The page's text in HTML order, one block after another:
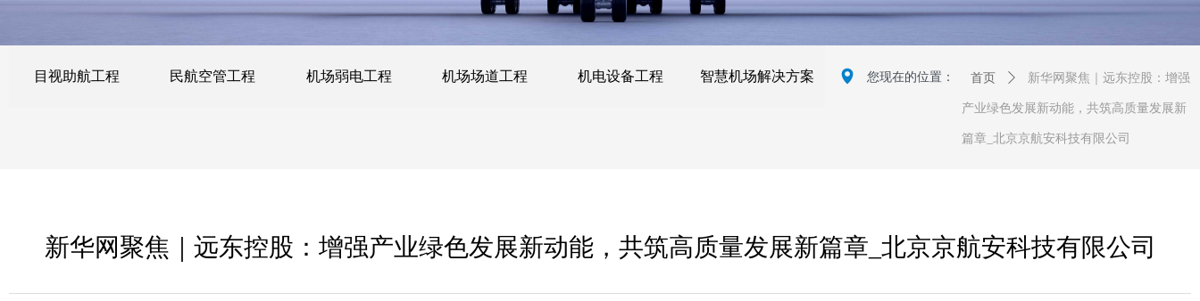
넹 您现在的位置： 首页 ꄲ 新华网聚焦｜远东控股：增强
产业绿色发展新动能，共筑高质量发展新
篇章_北京京航安科技有限公司
目视助航工程 民航空管工程 机场弱电工程 机场场道工程 机电设备工程 智慧机场解决方案
新华网聚焦｜远东控股：增强产业绿色发展新动能，共筑高质量发展新篇章_北京京航安科技有限公司